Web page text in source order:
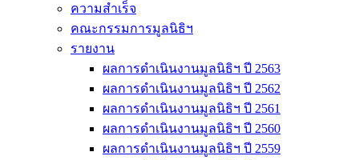
ความสำเร็จ
คณะกรรมการมูลนิธิฯ
รายงาน
ผลการดำเนินงานมูลนิธิฯ ปี 2563
ผลการดำเนินงานมูลนิธิฯ ปี 2562
ผลการดำเนินงานมูลนิธิฯ ปี 2561
ผลการดำเนินงานมูลนิธิฯ ปี 2560
ผลการดำเนินงานมูลนิธิฯ ปี 2559